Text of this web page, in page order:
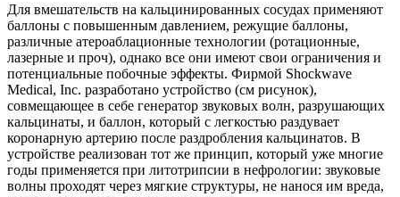
Для вмешательств на кальцинированных сосудах применяют
баллоны с повышенным давлением, режущие баллоны,
различные атероаблационные технологии (ротационные,
лазерные и проч), однако все они имеют свои ограничения и
потенциальные побочные эффекты. Фирмой Shockwave
Medical, Inc. разработано устройство (см рисунок),
совмещающее в себе генератор звуковых волн, разрушающих
кальцинаты, и баллон, который с легкостью раздувает
коронарную артерию после раздробления кальцинатов. В
устройстве реализован тот же принцип, который уже многие
годы применяется при литотрипсии в нефрологии: звуковые
волны проходят через мягкие структуры, не нанося им вреда,